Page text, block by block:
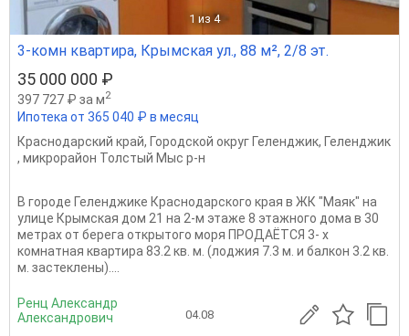
1 из 4
3-комн квартира, Крымская ул., 88 м², 2/8 эт.
35 000 000 ₽
397 727 ₽ за м2
Ипотека от 365 040 ₽ в месяц
Краснодарский край, Городской округ Геленджик, Геленджик
, микрорайон Толстый Мыс р-н
В городе Геленджике Краснодарского края в ЖК "Маяк" на
улице Крымская дом 21 на 2-м этаже 8 этажного дома в 30
метрах от берега открытого моря ПРОДАЁТСЯ 3- х
комнатная квартира 83.2 кв. м. (лоджия 7.3 м. и балкон 3.2 кв.
м. застеклены)....
Ренц Александр
Александрович
04.08